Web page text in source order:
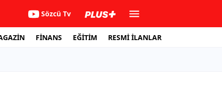
Sözcü Tv
FİNANS EĞİTİM RESMİ İLANLAR